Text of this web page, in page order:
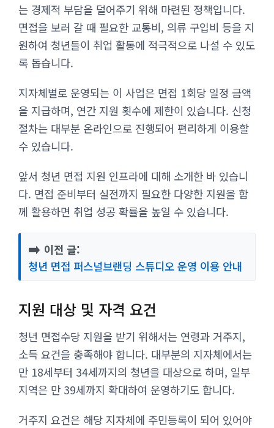
는 경제적 부담을 덜어주기 위해 마련된 정책입니다.
면접을 보러 갈 때 필요한 교통비, 의류 구입비 등을 지
원하여 청년들이 취업 활동에 적극적으로 나설 수 있도
록 돕습니다.
지자체별로 운영되는 이 사업은 면접 1회당 일정 금액
을 지급하며, 연간 지원 횟수에 제한이 있습니다. 신청
절차는 대부분 온라인으로 진행되어 편리하게 이용할
수 있습니다.
앞서 청년 면접 지원 인프라에 대해 소개한 바 있습니
다. 면접 준비부터 실전까지 필요한 다양한 지원을 함
께 활용하면 취업 성공 확률을 높일 수 있습니다.
➡️ 이전 글:
청년 면접 퍼스널브랜딩 스튜디오 운영 이용 안내
지원 대상 및 자격 요건
청년 면접수당 지원을 받기 위해서는 연령과 거주지,
소득 요건을 충족해야 합니다. 대부분의 지자체에서는
만 18세부터 34세까지의 청년을 대상으로 하며, 일부
지역은 만 39세까지 확대하여 운영하기도 합니다.
거주지 요건은 해당 지자체에 주민등록이 되어 있어야